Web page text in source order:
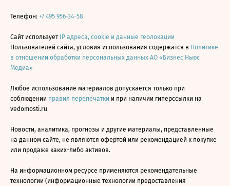
Телефон: +7 495 956-34-58
Сайт использует IP адреса, cookie и данные геолокации
Пользователей сайта, условия использования содержатся в Политике
в отношении обработки персональных данных АО «Бизнес Ньюс
Медиа»
Любое использование материалов допускается только при
соблюдении правил перепечатки и при наличии гиперссылки на
vedomosti.ru
Новости, аналитика, прогнозы и другие материалы, представленные
на данном сайте, не являются офертой или рекомендацией к покупке
или продаже каких-либо активов.
На информационном ресурсе применяются рекомендательные
технологии (информационные технологии предоставления